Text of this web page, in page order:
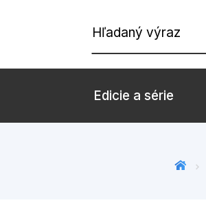
Hľadaný výraz
Edicie a série